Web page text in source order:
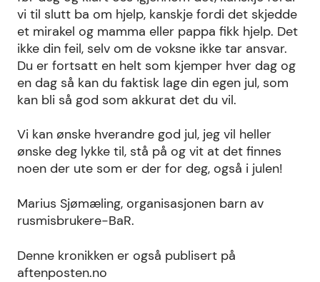
vi til slutt ba om hjelp, kanskje fordi det skjedde
et mirakel og mamma eller pappa fikk hjelp. Det
ikke din feil, selv om de voksne ikke tar ansvar.
Du er fortsatt en helt som kjemper hver dag og
en dag så kan du faktisk lage din egen jul, som
kan bli så god som akkurat det du vil.
Vi kan ønske hverandre god jul, jeg vil heller
ønske deg lykke til, stå på og vit at det finnes
noen der ute som er der for deg, også i julen!
Marius Sjømæling, organisasjonen barn av
rusmisbrukere-BaR.
Denne kronikken er også publisert på
aftenposten.no